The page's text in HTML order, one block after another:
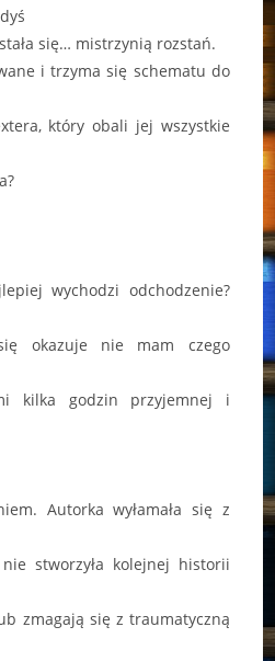
się… mistrzynią rozstań.
i trzyma się schematu do
który obali jej wszystkie
wychodzi odchodzenie?
okazuje nie mam czego
kilka godzin przyjemnej i
Autorka wyłamała się z
stworzyła kolejnej historii
zmagają się z traumatyczną